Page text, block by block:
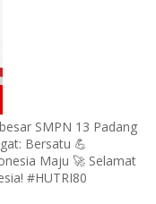
SMPN 13 Padang
Bersatu 💪
Maju 🚀 Selamat
#HUTRI80